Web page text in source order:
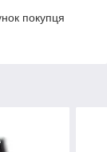
покупця